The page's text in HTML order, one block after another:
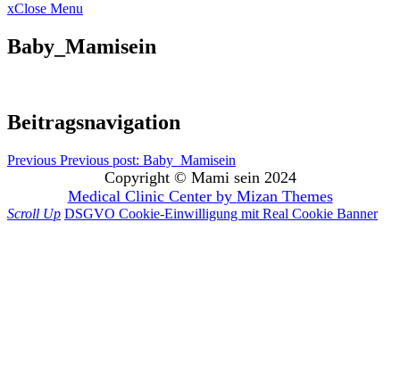
xClose Menu
Baby_Mamisein
Beitragsnavigation
Previous Previous post: Baby_Mamisein
Copyright © Mami sein 2024
Medical Clinic Center by Mizan Themes
Scroll Up DSGVO Cookie-Einwilligung mit Real Cookie Banner